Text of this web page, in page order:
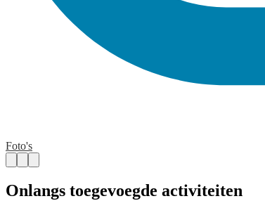
Foto's
Onlangs toegevoegde activiteiten